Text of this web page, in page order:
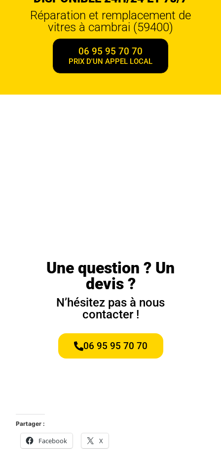
Réparation et remplacement de
vitres à cambrai (59400)
06 95 95 70 70
PRIX D'UN APPEL LOCAL
Une question ? Un
devis ?
N’hésitez pas à nous
contacter !
06 95 95 70 70
Partager :
Facebook X